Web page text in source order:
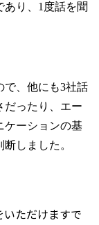
あり、1度話を聞
で、他にも3社話
だったり、エー
ケーションの基
しました。
ただけますで